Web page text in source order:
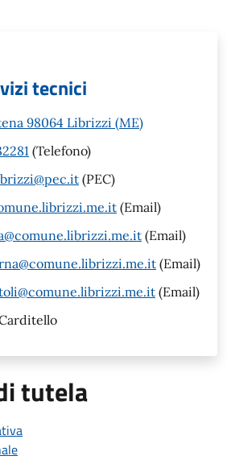
tecnici
98064 Librizzi (ME)
(Telefono)
(PEC)
(Email)
(Email)
(Email)
(Email)
tutela